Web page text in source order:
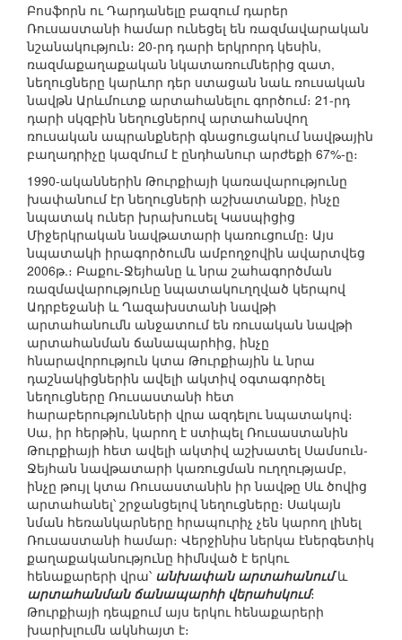
Բոսֆորն ու Դարդանելը բազում դարեր
Ռուսաստանի համար ունեցել են ռազմավարական
նշանակություն։ 20-րդ դարի երկրորդ կեսին,
ռազմաքաղաքական նկատառումներից զատ,
նեղուցները կարևոր դեր ստացան նաև ռուսական
նավթն Արևմուտք արտահանելու գործում։ 21-րդ
դարի սկզբին նեղուցներով արտահանվող
ռուսական ապրանքների գնացուցակում նավթային
բաղադրիչը կազմում է ընդհանուր արժեքի 67%-ը։
1990-ականներին Թուրքիայի կառավարությունը
խափանում էր նեղուցների աշխատանքը, ինչը
նպատակ ուներ խրախուսել Կասպիցից
Միջերկրական նավթատարի կառուցումը։ Այս
նպատակի իրագործումն ամբողջովին ավարտվեց
2006թ.։ Բաքու-Ջեյհանը և նրա շահագործման
ռազմավարությունը նպատակուղղված կերպով
Ադրբեջանի և Ղազախստանի նավթի
արտահանումն անջատում են ռուսական նավթի
արտահանման ճանապարհից, ինչը
հնարավորություն կտա Թուրքիային և նրա
դաշնակիցներին ավելի ակտիվ օգտագործել
նեղուցները Ռուսաստանի հետ
հարաբերությունների վրա ազդելու նպատակով։
Սա, իր հերթին, կարող է ստիպել Ռուսաստանին
Թուրքիայի հետ ավելի ակտիվ աշխատել Սամսուն-
Ջեյհան նավթատարի կառուցման ուղղությամբ,
ինչը թույլ կտա Ռուսաստանին իր նավթը Սև ծովից
արտահանել՝ շրջանցելով նեղուցները։ Սակայն
նման հեռանկարները հրապուրիչ չեն կարող լինել
Ռուսաստանի համար։ Վերջինիս ներկա էներգետիկ
քաղաքականությունը հիմնված է երկու
հենաքարերի վրա՝ անխափան արտահանումև
արտահանման ճանապարհի վերահսկում։
Թուրքիայի դեպքում այս երկու հենաքարերի
խարխլումն ակնհայտ է։